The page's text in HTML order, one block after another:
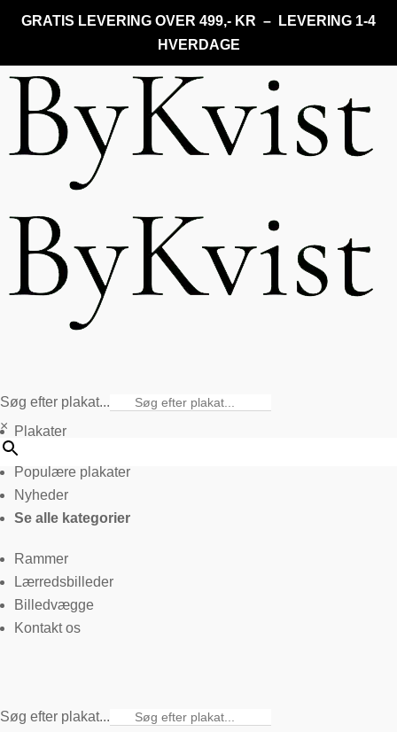
GRATIS LEVERING OVER 499,- KR – LEVERING 1-4
HVERDAGE
Søg efter plakat...
× Plakater
Populære plakater
Nyheder
Se alle kategorier
Rammer
Lærredsbilleder
Billedvægge
Kontakt os
Søg efter plakat...